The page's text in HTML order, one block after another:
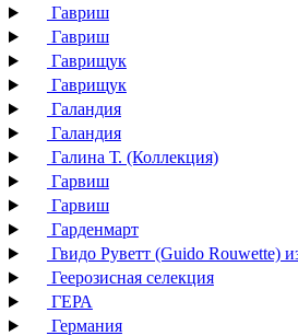
Гавриш
Гавриш
Гаврищук
Гаврищук
Галандия
Галандия
Галина Т. (Коллекция)
Гарвиш
Гарвиш
Гарденмарт
Гвидо Руветт (Guido Rouwette)
Геерозисная селекция
ГЕРА
Германия